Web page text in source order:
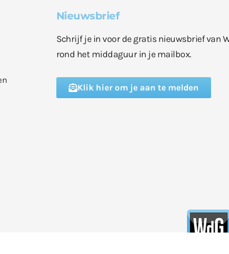
Nieuwsbrief
Schrijf je in voor de gratis nieuwsbrief van
rond het middaguur in je mailbox.
Klik hier om je aan te melden